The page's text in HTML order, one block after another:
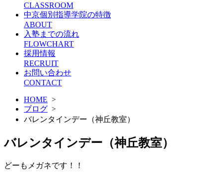
CLASSROOM
中京個別指導学院の特徴
ABOUT
入塾までの流れ
FLOWCHART
採用情報
RECRUIT
お問い合わせ
CONTACT
HOME >
ブログ >
バレンタインデー（神丘教室）
バレンタインデー（神丘教室）
どーもメガネです！！